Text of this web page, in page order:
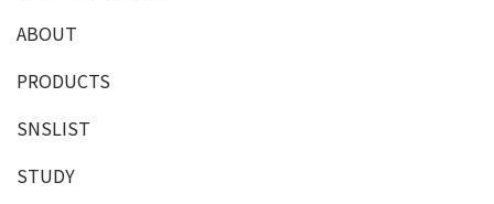
ABOUT
PRODUCTS
SNSLIST
STUDY